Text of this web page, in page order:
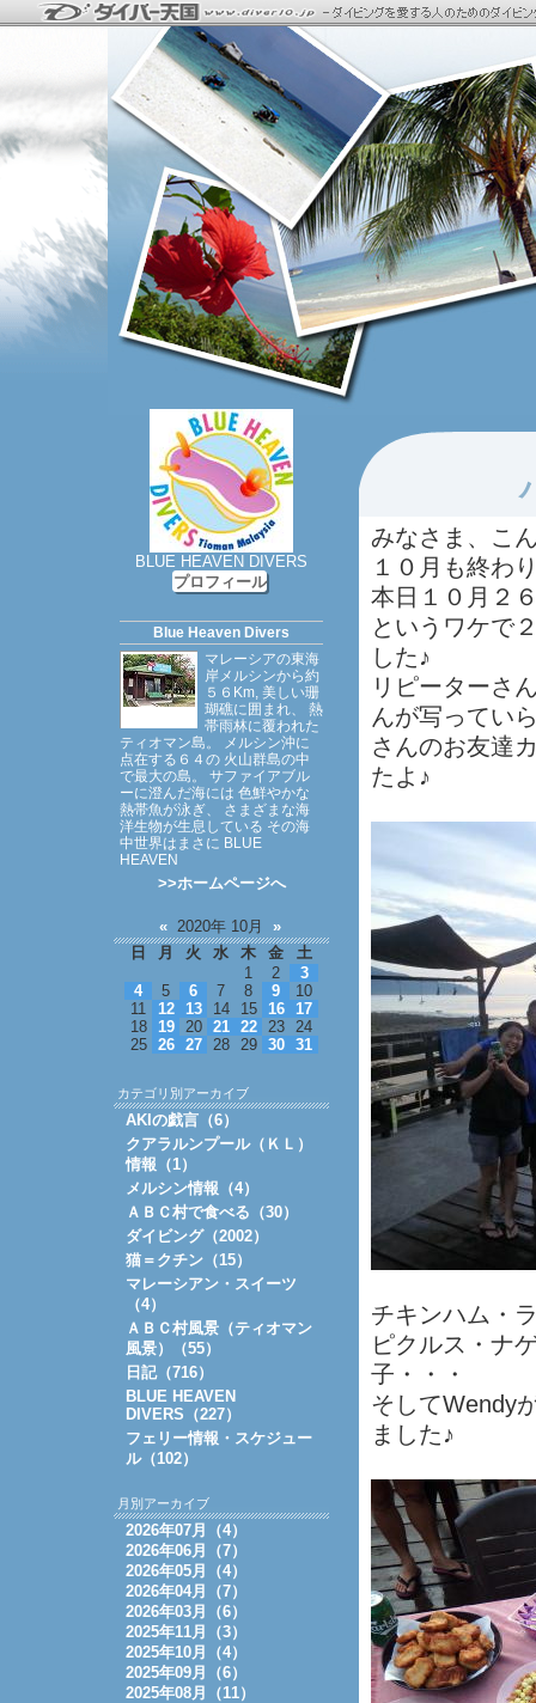
みなさま、こ
１０月も終わ
本日１０月２
というワケで
した♪
リピーターさ
んが写ってい
さんのお友達
たよ♪
チキンハム・
ピクルス・ナ
子・・・
そしてWendy
ました♪
BLUE HEAVEN DIVERS
プロフィール
Blue Heaven Divers
マレーシアの東海
岸メルシンから約
５６Km, 美しい珊
瑚礁に囲まれ、 熱
帯雨林に覆われた
ティオマン島。 メルシン沖に
点在する６４の 火山群島の中
で最大の島。 サファイアブル
ーに澄んだ海には 色鮮やかな
熱帯魚が泳ぎ、 さまざまな海
洋生物が生息している その海
中世界はまさに BLUE
HEAVEN
>>ホームページへ
« 2020年 10月 »
日
月 火 水 木 金
土
1
2
3
4
5 6 7 8 9
10
11
12 13 14 15 16
17
18
19 20 21 22 23
24
25
26 27 28 29 30 31
カテゴリ別アーカイブ
AKIの戯言（6）
クアラルンプール（ＫＬ）
情報（1）
メルシン情報（4）
ＡＢＣ村で食べる（30）
ダイビング（2002）
猫＝クチン（15）
マレーシアン・スイーツ
（4）
ＡＢＣ村風景（ティオマン
風景）（55）
日記（716）
BLUE HEAVEN
DIVERS（227）
フェリー情報・スケジュー
ル（102）
月別アーカイブ
2026年07月（4）
2026年06月（7）
2026年05月（4）
2026年04月（7）
2026年03月（6）
2025年11月（3）
2025年10月（4）
2025年09月（6）
2025年08月（11）